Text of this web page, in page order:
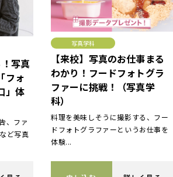
写真
フォ
」体
、ファ
ど写真
写真学科
【来校】写真のお仕事まる
わかり！フードフォトグラ
ファーに挑戦！（写真学
科）
料理を美味しそうに撮影する、フー
ドフォトグラファーというお仕事を
体験...